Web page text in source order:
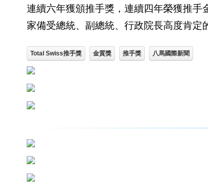
連續六年獲頒推手獎，連續四年榮獲推
家備受總統、副總統、行政院長高度肯定
Total Swiss推手獎 金質獎 推手獎 八馬國際新聞